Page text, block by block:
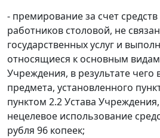
- премирование за счет
работников столовой, не
государственных услуг и
относящиеся к основным
Учреждения, в результате
предмета, установленного
пунктом 2.2 Устава
нецелевое использование
рубля 96 копеек;